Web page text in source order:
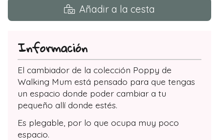
Añadir a la cesta
Información
El cambiador de la colección Poppy de
Walking Mum está pensado para que tengas
un espacio donde poder cambiar a tu
pequeño allí donde estés.
Es plegable, por lo que ocupa muy poco
espacio.